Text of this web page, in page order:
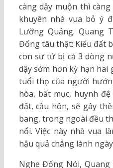
càng dậy muộn thì
khuyên nhà vua bỏ ý
Lưỡng Quảng. Quang
Đống tâu thật: Kiểu đất
con sư tử bị cả 3 dòng
dậy sớm hơn kỳ hạn hai
tuổi thọ của người
hòa, bất mục, huynh
đất, cầu hôn, sẽ gây
bang, trong ngoài đều
nổi. Việc này nhà vua
hậu quả chẳng lành
Nghe Đống Nói,